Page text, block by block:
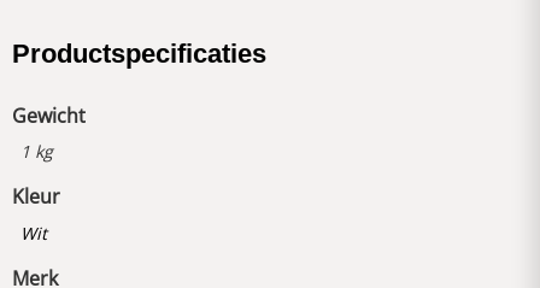
Productspecificaties
Gewicht
1 kg
Kleur
Wit
Merk